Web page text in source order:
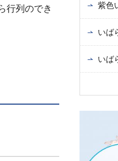
行列のでき
紫色
いば
いば